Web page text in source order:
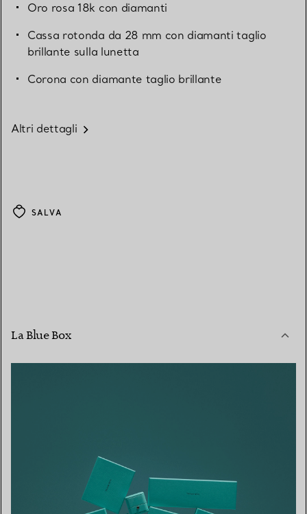
Oro rosa 18k con diamanti
Cassa rotonda da 28 mm con diamanti taglio
brillante sulla lunetta
Corona con diamante taglio brillante
Altri dettagli
SALVA
La Blue Box